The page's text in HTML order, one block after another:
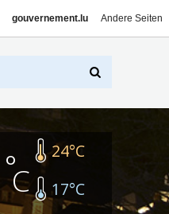
gouvernement.lu Andere Seiten
24°C
17°C